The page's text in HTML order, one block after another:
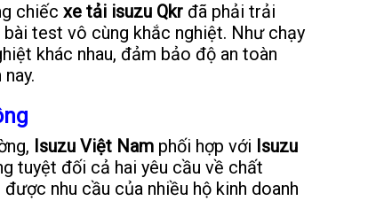
chiếc xe tải isuzu Qkr đã phải trải
test vô cùng khắc nghiệt. Như chạy
khác nhau, đảm bảo độ an toàn
Isuzu Việt Nam phối hợp với Isuzu
tuyệt đối cả hai yêu cầu về chất
nhu cầu của nhiều hộ kinh doanh